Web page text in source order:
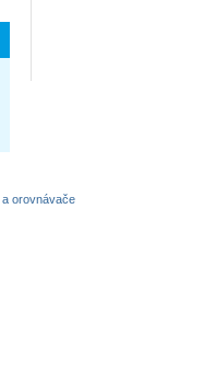
a orovnávače